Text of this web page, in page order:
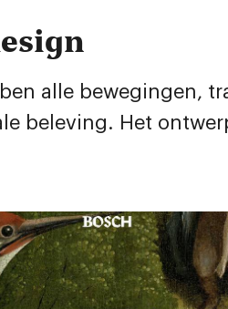
alle bewegingen,
beleving. Het